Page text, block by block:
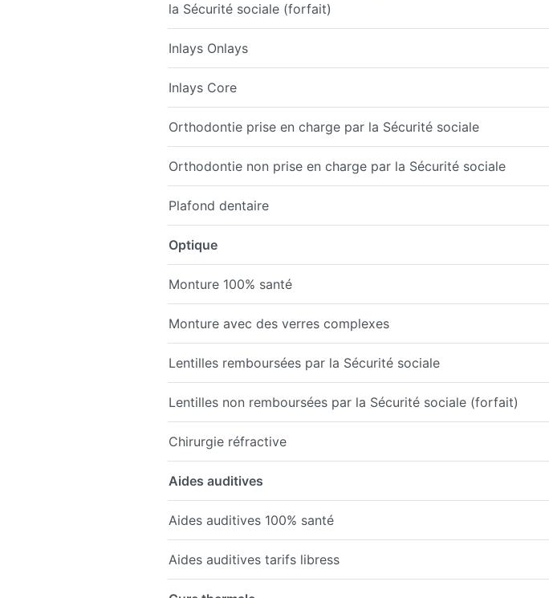
la Sécurité sociale (forfait)
Inlays Onlays
Inlays Core
Orthodontie prise en charge par la Sécurité sociale
Orthodontie non prise en charge par la Sécurité sociale
Plafond dentaire
Optique
Monture 100% santé
Monture avec des verres complexes
Lentilles remboursées par la Sécurité sociale
Lentilles non remboursées par la Sécurité sociale (forfait)
Chirurgie réfractive
Aides auditives
Aides auditives 100% santé
Aides auditives tarifs libress